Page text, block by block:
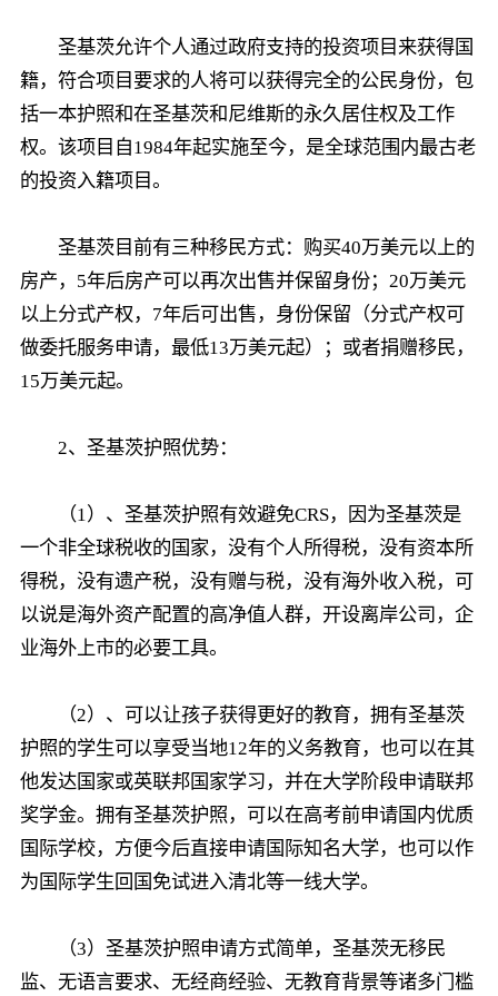
圣基茨允许个人通过政府支持的投资项目来获得国
籍，符合项目要求的人将可以获得完全的公民身份，包
括一本护照和在圣基茨和尼维斯的永久居住权及工作
权。该项目自1984年起实施至今，是全球范围内最古老
的投资入籍项目。
圣基茨目前有三种移民方式：购买40万美元以上的
房产，5年后房产可以再次出售并保留身份；20万美元
以上分式产权，7年后可出售，身份保留（分式产权可
做委托服务申请，最低13万美元起）；或者捐赠移民，
15万美元起。
2、圣基茨护照优势：
（1）、圣基茨护照有效避免CRS，因为圣基茨是
一个非全球税收的国家，没有个人所得税，没有资本所
得税，没有遗产税，没有赠与税，没有海外收入税，可
以说是海外资产配置的高净值人群，开设离岸公司，企
业海外上市的必要工具。
（2）、可以让孩子获得更好的教育，拥有圣基茨
护照的学生可以享受当地12年的义务教育，也可以在其
他发达国家或英联邦国家学习，并在大学阶段申请联邦
奖学金。拥有圣基茨护照，可以在高考前申请国内优质
国际学校，方便今后直接申请国际知名大学，也可以作
为国际学生回国免试进入清北等一线大学。
（3）圣基茨护照申请方式简单，圣基茨无移民
监、无语言要求、无经商经验、无教育背景等诸多门槛